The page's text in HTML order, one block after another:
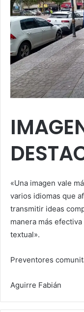
«Una imagen vale
varios idiomas​ que
transmitir ideas
manera más
textual».
Preventores
Aguirre Fabián